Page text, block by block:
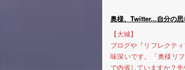
奥様、Twitter...自分の
【大城】
ブログや『リフレクテ
味深いです。「奥様リ
で内省していますか？